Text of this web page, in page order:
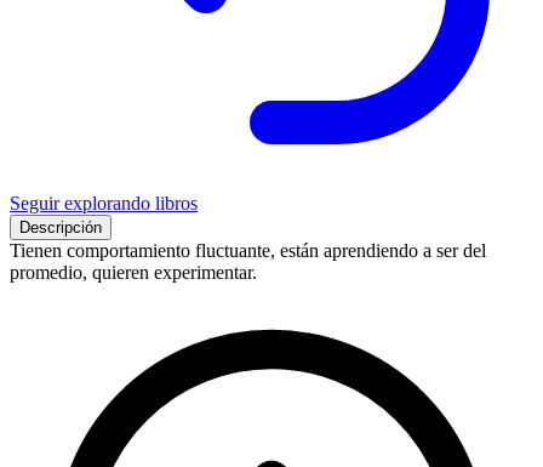
Seguir explorando libros
Descripción
Tienen comportamiento fluctuante, están aprendiendo a ser del
promedio, quieren experimentar.